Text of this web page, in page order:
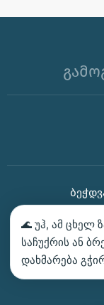
🌊 უჰ, ამ
საჩუქრის ან
დახმარება